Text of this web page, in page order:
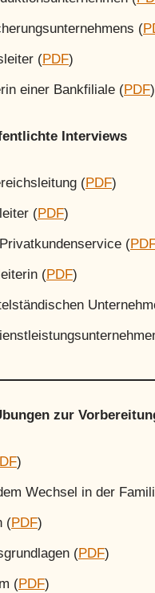
(
(PDF)
einer Bankfiliale (PDF)
Interviews
(PDF)
(PDF)
(
(PDF)
zur
)
Wechsel in der
(PDF)
(PDF)
(PDF)